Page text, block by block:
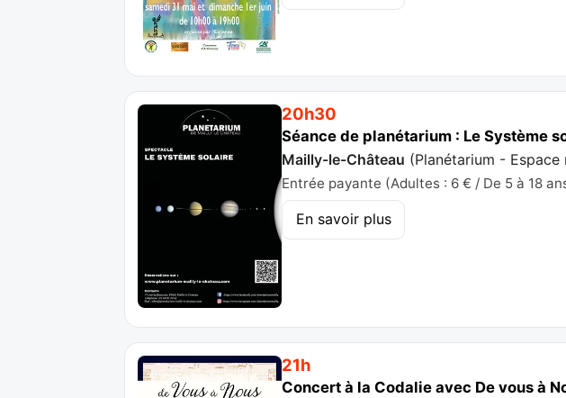
20h30
Séance de planétarium : Le Système
Mailly-le-Château (Planétarium - Espace
Entrée payante (Adultes : 6 € / De 5 à 18
En savoir plus
21h
Concert à la Codalie avec De vous à